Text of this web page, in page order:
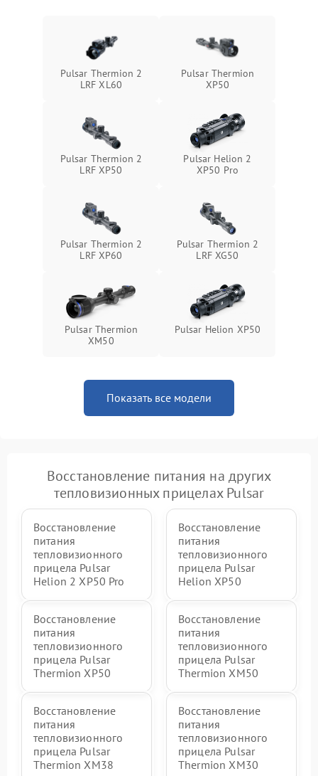
Неисправность системы
перенапряжения
Подробнее →
защиты от замыкания
Неисправность системы
защиты от перегрева
1500 ₽ Подробнее →
от перенапряжения
Поломка системы защиты
от замыкания
1500 ₽ Подробнее →
Pulsar Thermion 2
LRF XL60
Pulsar Thermion
XP50
Pulsar Thermion 2
LRF XP50
Pulsar Helion 2
XP50 Pro
Pulsar Thermion 2
LRF XP60
Pulsar Thermion 2
LRF XG50
Pulsar Thermion
XM50
Pulsar Helion XP50
Показать все модели
Восстановление питания на других
тепловизионных прицелах Pulsar
Восстановление
питания
тепловизионного
прицела Pulsar
Helion 2 XP50 Pro
Восстановление
питания
тепловизионного
прицела Pulsar
Helion XP50
Восстановление
питания
тепловизионного
прицела Pulsar
Thermion XP50
Восстановление
питания
тепловизионного
прицела Pulsar
Thermion XM50
Восстановление
питания
тепловизионного
прицела Pulsar
Thermion XM38
Восстановление
питания
тепловизионного
прицела Pulsar
Thermion XM30